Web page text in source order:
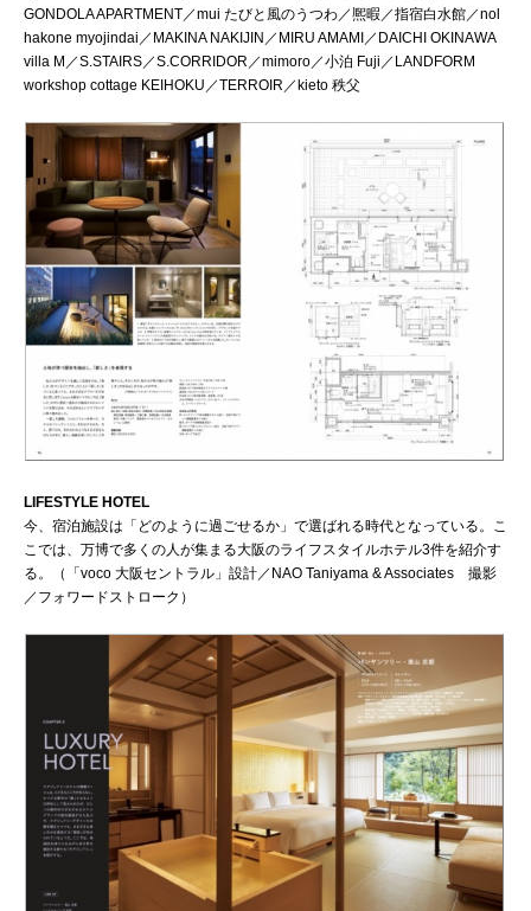
GONDOLA APARTMENT／mui たびと風のうつわ／熈暇／指宿白水館／nol
hakone myojindai／MAKINA NAKIJIN／MIRU AMAMI／DAICHI OKINAWA
villa M／S.STAIRS／S.CORRIDOR／mimoro／小泊 Fuji／LANDFORM
workshop cottage KEIHOKU／TERROIR／kieto 秩父
LIFESTYLE HOTEL
今、宿泊施設は「どのように過ごせるか」で選ばれる時代となっている。こ
こでは、万博で多くの人が集まる大阪のライフスタイルホテル3件を紹介す
る。（「voco 大阪セントラル」設計／NAO Taniyama & Associates 撮影
／フォワードストローク）